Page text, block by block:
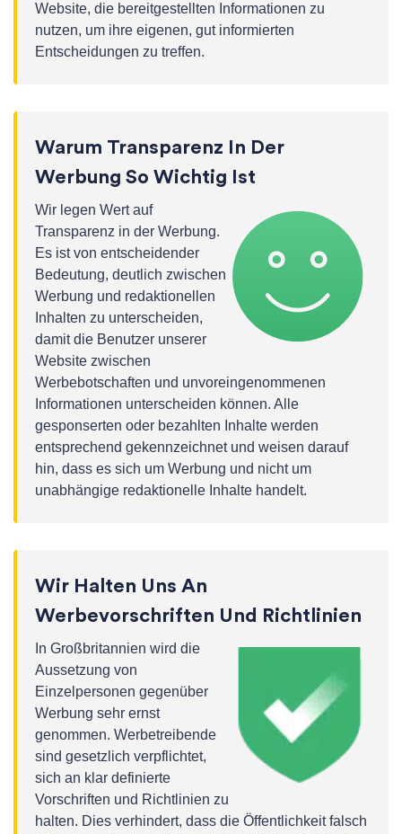
Website, die bereitgestellten Informationen zu
nutzen, um ihre eigenen, gut informierten
Entscheidungen zu treffen.
Warum Transparenz In Der
Werbung So Wichtig Ist
Wir legen Wert auf
Transparenz in der Werbung.
Es ist von entscheidender
Bedeutung, deutlich zwischen
Werbung und redaktionellen
Inhalten zu unterscheiden,
damit die Benutzer unserer
Website zwischen
Werbebotschaften und unvoreingenommenen
Informationen unterscheiden können. Alle
gesponserten oder bezahlten Inhalte werden
entsprechend gekennzeichnet und weisen darauf
hin, dass es sich um Werbung und nicht um
unabhängige redaktionelle Inhalte handelt.
Wir Halten Uns An
Werbevorschriften Und Richtlinien
In Großbritannien wird die
Aussetzung von
Einzelpersonen gegenüber
Werbung sehr ernst
genommen. Werbetreibende
sind gesetzlich verpflichtet,
sich an klar definierte
Vorschriften und Richtlinien zu
halten. Dies verhindert, dass die Öffentlichkeit falsch